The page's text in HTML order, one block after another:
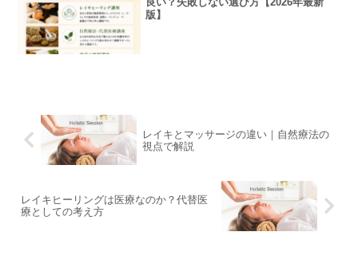
版】
レイキとマッサージの違い｜自然療法の
視点で解説
レイキヒーリングは医療なのか？代替医
療としての考え方